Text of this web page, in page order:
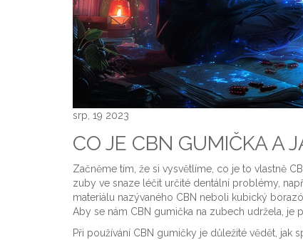
srp, 19 2023
CO JE CBN GUMIČKA A
Začněme tím, že si vysvětlíme, co je to vlastně
zuby ve snaze léčit určité dentální problémy,
materiálu nazývaného CBN neboli kubický
Aby se nám CBN gumička na zubech udržela, je
Při používání CBN gumičky je důležité vědět, jak